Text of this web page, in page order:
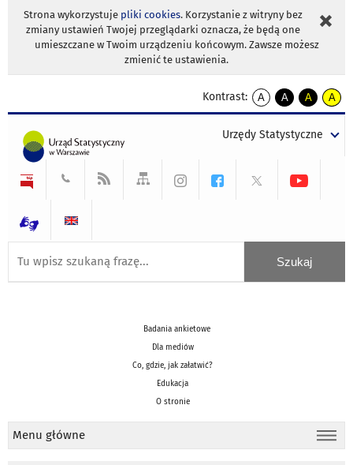
Strona wykorzystuje pliki cookies. Korzystanie z witryny bez
zmiany ustawień Twojej przeglądarki oznacza, że będą one
umieszczane w Twoim urządzeniu końcowym. Zawsze możesz
zmienić te ustawienia.
Kontrast:
A
kontrast
A
kontrast
tekst
czarnym
A
kontrast
tekst
czarnym
A
tekst
żółtym
Urzędy Statystyczne
Badania ankietowe
Dla mediów
Co, gdzie, jak załatwić?
Edukacja
O stronie
Menu główne